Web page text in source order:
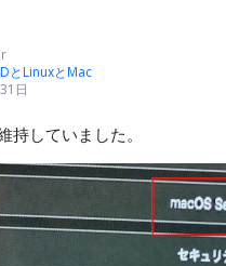
とLinuxとMac
日
持していました。